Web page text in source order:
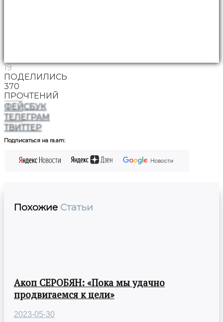
19
ПОДЕЛИЛИСЬ
370
ПРОЧТЕНИЙ
ФЕЙСБУК
ТЕЛЕГРАМ
ТВИТТЕР
Подписаться на ra.am:
Похожие Статьи
Акоп СЕРОБЯН: «Пока мы удачно
продвигаемся к цели»
2023-05-30